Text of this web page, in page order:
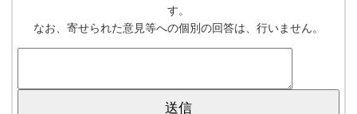
す。
なお、寄せられた意見等への個別の回答は、行いません。